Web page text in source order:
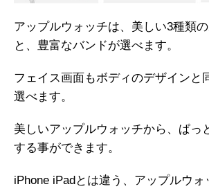
アップルウォッチは、美しい3種類
と、豊富なバンドが選べます。
フェイス画面もボディのデザインと
選べます。
美しいアップルウォッチから、ぱっ
する事ができます。
iPhone iPadとは違う、アップルウォ